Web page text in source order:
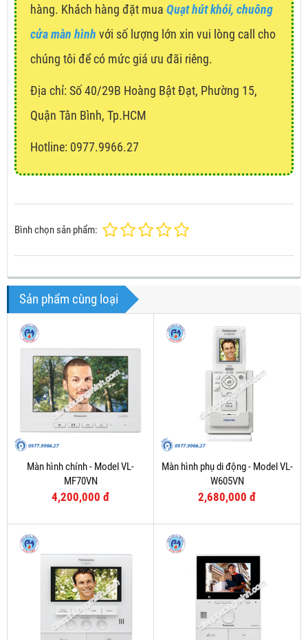
hàng. Khách hàng đặt mua Quạt hút khói, chuông
cửa màn hình với số lượng lớn xin vui lòng call cho
chúng tôi để có mức giá ưu đãi riêng.
Địa chỉ: Số 40/29B Hoàng Bật Đạt, Phường 15,
Quận Tân Bình, Tp.HCM
Hotline: 0977.9966.27
Bình chọn sản phẩm:
Sản phẩm cùng loại
Màn hình chính - Model VL-
MF70VN
4,200,000 đ
Màn hình phụ di động - Model VL-
W605VN
2,680,000 đ